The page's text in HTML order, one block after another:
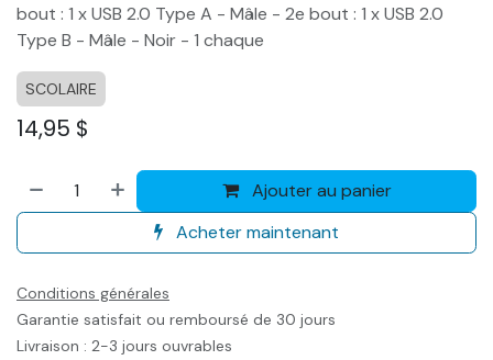
bout : 1 x USB 2.0 Type A - Mâle - 2e bout : 1 x USB 2.0
Type B - Mâle - Noir - 1 chaque
SCOLAIRE
14,95 $
Ajouter au panier
Acheter maintenant
Conditions générales
Garantie satisfait ou remboursé de 30 jours
Livraison : 2-3 jours ouvrables